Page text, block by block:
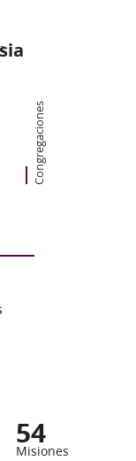
Congregaciones
54
Misiones